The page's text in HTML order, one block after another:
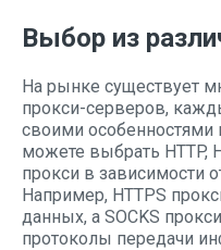
Выбор из
На рынке существует
прокси-серверов,
своими
можете выбрать HTTP,
прокси в зависимости
Например, HTTPS
данных, а SOCKS
протоколы передачи